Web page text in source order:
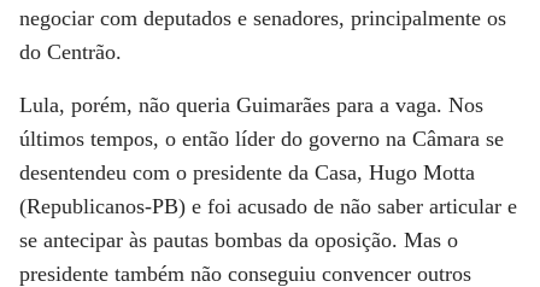
negociar com deputados e senadores, principalmente os
do Centrão.
Lula, porém, não queria Guimarães para a vaga. Nos
últimos tempos, o então líder do governo na Câmara se
desentendeu com o presidente da Casa, Hugo Motta
(Republicanos-PB) e foi acusado de não saber articular e
se antecipar às pautas bombas da oposição. Mas o
presidente também não conseguiu convencer outros